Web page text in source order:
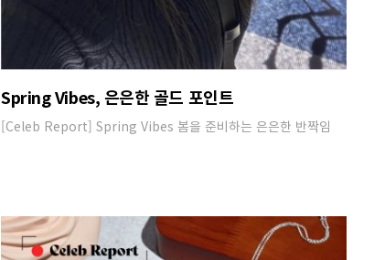
Spring Vibes, 은은한 골드 포인트
[Celeb Report] Spring Vibes 봄을 준비하는 은은한 반짝임